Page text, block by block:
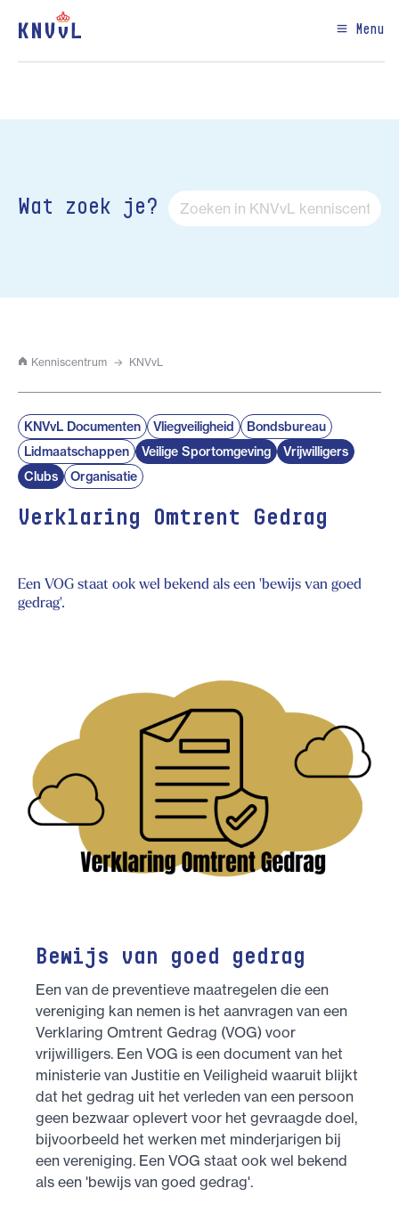
Menu
Wat zoek je?
Kenniscentrum KNVvL
KNVvL Documenten Vliegveiligheid
Bondsbureau
Lidmaatschappen
Veilige Sportomgeving
Vrijwilligers
Clubs
Organisatie
Verklaring Omtrent Gedrag
Een VOG staat ook wel bekend als een 'bewijs van goed
gedrag'.
Bewijs van goed gedrag
Een van de preventieve maatregelen die een
vereniging kan nemen is het aanvragen van een
Verklaring Omtrent Gedrag (VOG) voor
vrijwilligers. Een VOG is een document van het
ministerie van Justitie en Veiligheid waaruit blijkt
dat het gedrag uit het verleden van een persoon
geen bezwaar oplevert voor het gevraagde doel,
bijvoorbeeld het werken met minderjarigen bij
een vereniging. Een VOG staat ook wel bekend
als een 'bewijs van goed gedrag'.